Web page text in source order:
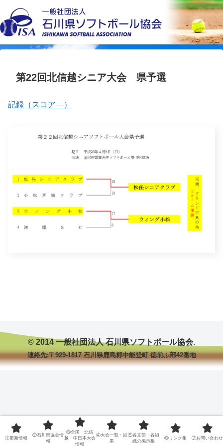
第22回北信越シニア大会 県予選
記録（スコア―）
© 2014 一般社団法人 石川県ソフトボール協会.
連絡先:〒929-1817 石川県鹿島郡中能登町 徳前ふ部42番地
①更新情報
②石川県協会情
報
③全国・北信
越・中日本大会
情報
④大会一覧・結
果
⑤各支部・各組
織の掲示板
⑥リンク集 ⑦お問い合わせ